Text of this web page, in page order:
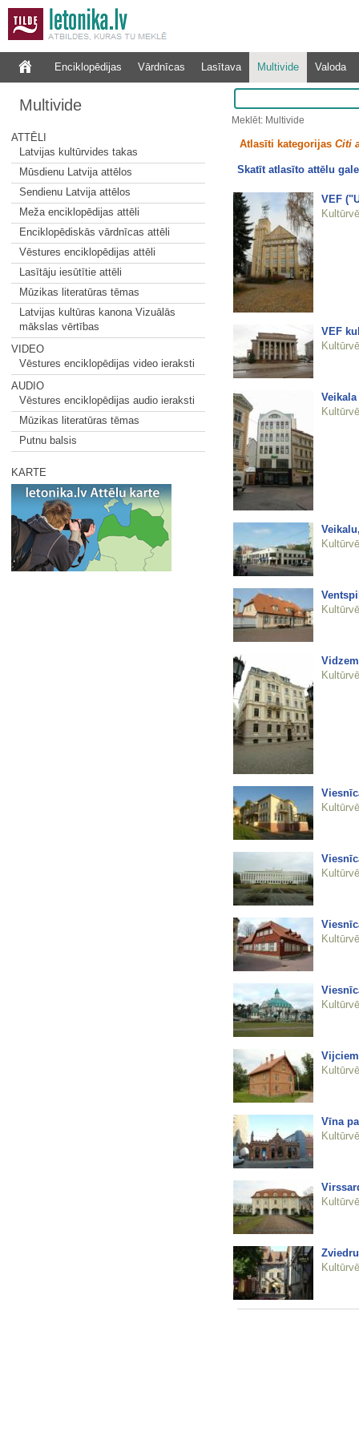
Enciklopēdijas Vārdnīcas Lasītava Multivide Valoda
Multivide
ATTĒLI
Latvijas kultūrvides takas
Mūsdienu Latvija attēlos
Sendienu Latvija attēlos
Meža enciklopēdijas attēli
Enciklopēdiskās vārdnīcas attēli
Vēstures enciklopēdijas attēli
Lasītāju iesūtītie attēli
Mūzikas literatūras tēmas
Latvijas kultūras kanona Vizuālās
mākslas vērtības
VIDEO
Vēstures enciklopēdijas video ieraksti
AUDIO
Vēstures enciklopēdijas audio ieraksti
Mūzikas literatūras tēmas
Putnu balsis
KARTE
Meklēt: Multivide
Atlasīti kategorijas Citi
Skatīt atlasīto attēlu
VEF
VEF
Vīna